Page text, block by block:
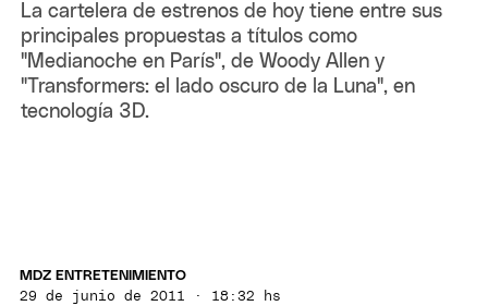
La cartelera de estrenos de hoy tiene entre sus
principales propuestas a títulos como
"Medianoche en París", de Woody Allen y
"Transformers: el lado oscuro de la Luna", en
tecnología 3D.
MDZ ENTRETENIMIENTO
29 de junio de 2011 · 18:32 hs